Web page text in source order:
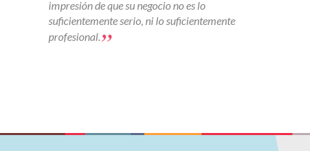
impresión de que su negocio no es lo
suficientemente serio, ni lo suficientemente
profesional.”